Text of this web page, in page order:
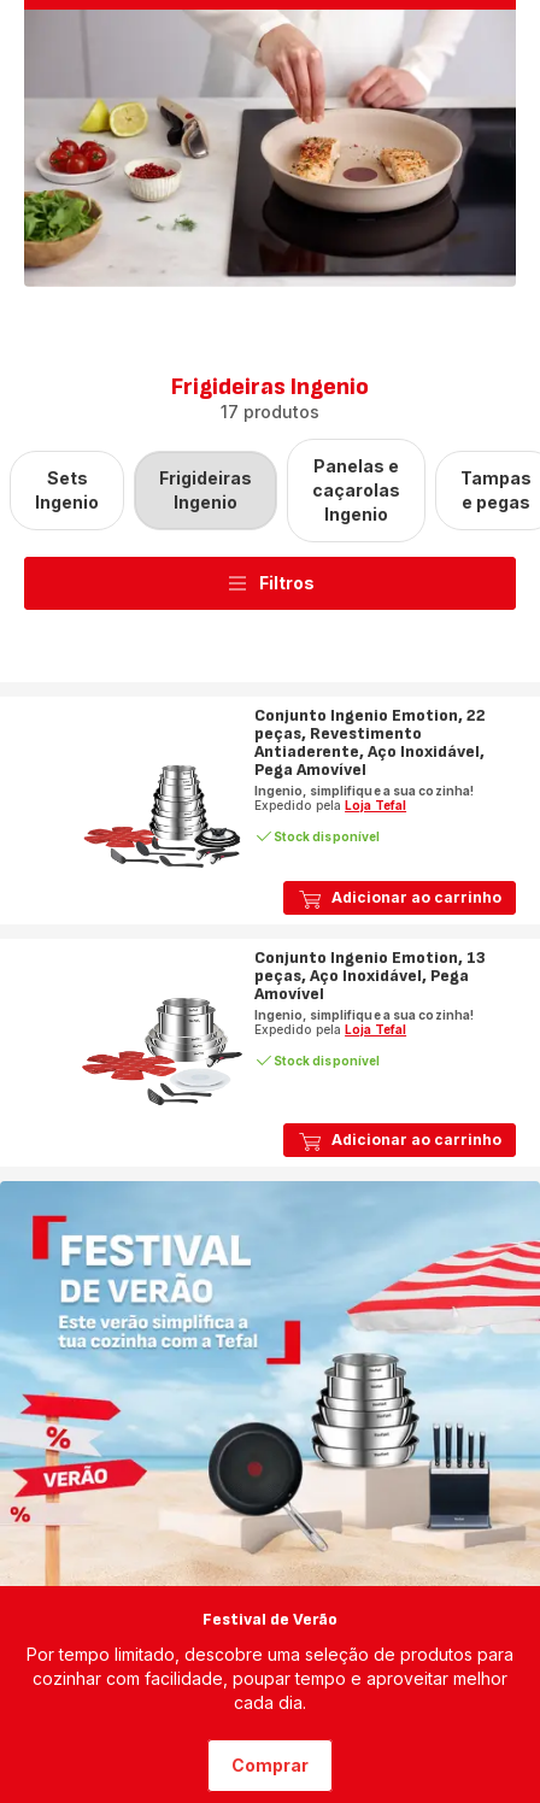
Frigideiras Ingenio
17 produtos
Sets
Ingenio
Frigideiras
Ingenio
Panelas e
caçarolas
Ingenio
Tampas
e pegas
Filtros
Adicionar ao carrinho
Conjunto Ingenio Emotion, 22
peças, Revestimento
Antiaderente, Aço Inoxidável,
Pega Amovível
Ingenio, simplifique a sua cozinha!
Expedido pelaLoja Tefal
Stock disponível
Adicionar ao carrinho
Conjunto Ingenio Emotion, 13
peças, Aço Inoxidável, Pega
Amovível
Ingenio, simplifique a sua cozinha!
Expedido pelaLoja Tefal
Stock disponível
Festival de Verão
Por tempo limitado, descobre uma seleção de produtos para
cozinhar com facilidade, poupar tempo e aproveitar melhor
cada dia.
Comprar